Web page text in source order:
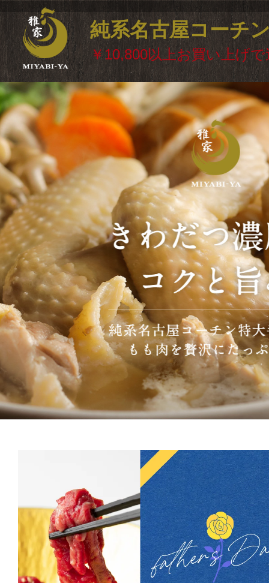
純系名古屋コーチ
￥10,800以上お買い上げ